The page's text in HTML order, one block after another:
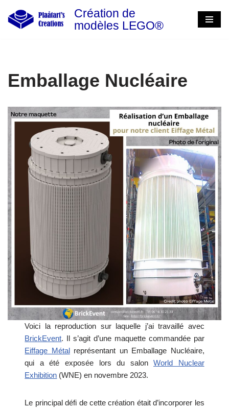
Skip
Création de
modèles LEGO®
Emballage Nucléaire
Voici la reproduction sur laquelle j’ai travaillé avec
BrickEvent. Il s’agit d’une maquette commandée par
Eiffage Métalreprésentant un Emballage Nucléaire,
qui a été exposée lors du salonWorld Nuclear
Exhibition (WNE) en novembre 2023.
Le principal défi de cette création était d’incorporer les